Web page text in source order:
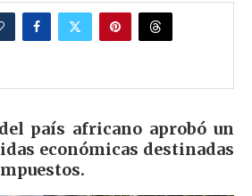
país africano aprobó un
económicas destinadas